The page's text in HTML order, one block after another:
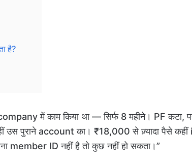
है?
में काम किया था — सिर्फ 8 महीने। PF कटा,
उस पुराने account का। ₹18,000 से ज़्यादा पैसे
member ID नहीं है तो कुछ नहीं हो सकता।”